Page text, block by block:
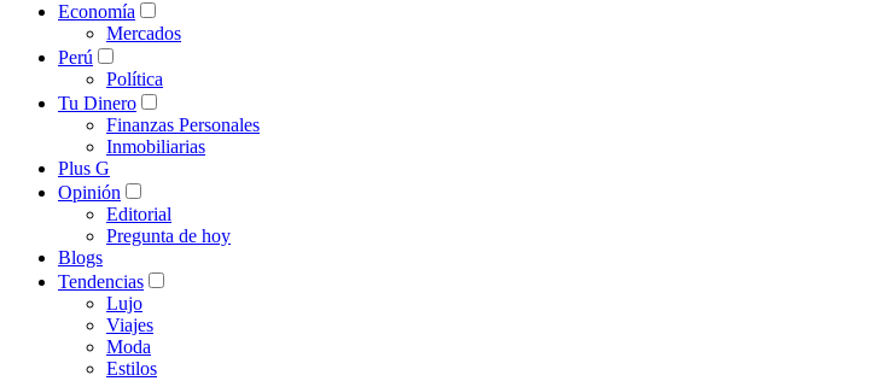
Economía
Mercados
Perú
Política
Tu Dinero
Finanzas Personales
Inmobiliarias
Plus G
Opinión
Editorial
Pregunta de hoy
Blogs
Tendencias
Lujo
Viajes
Moda
Estilos